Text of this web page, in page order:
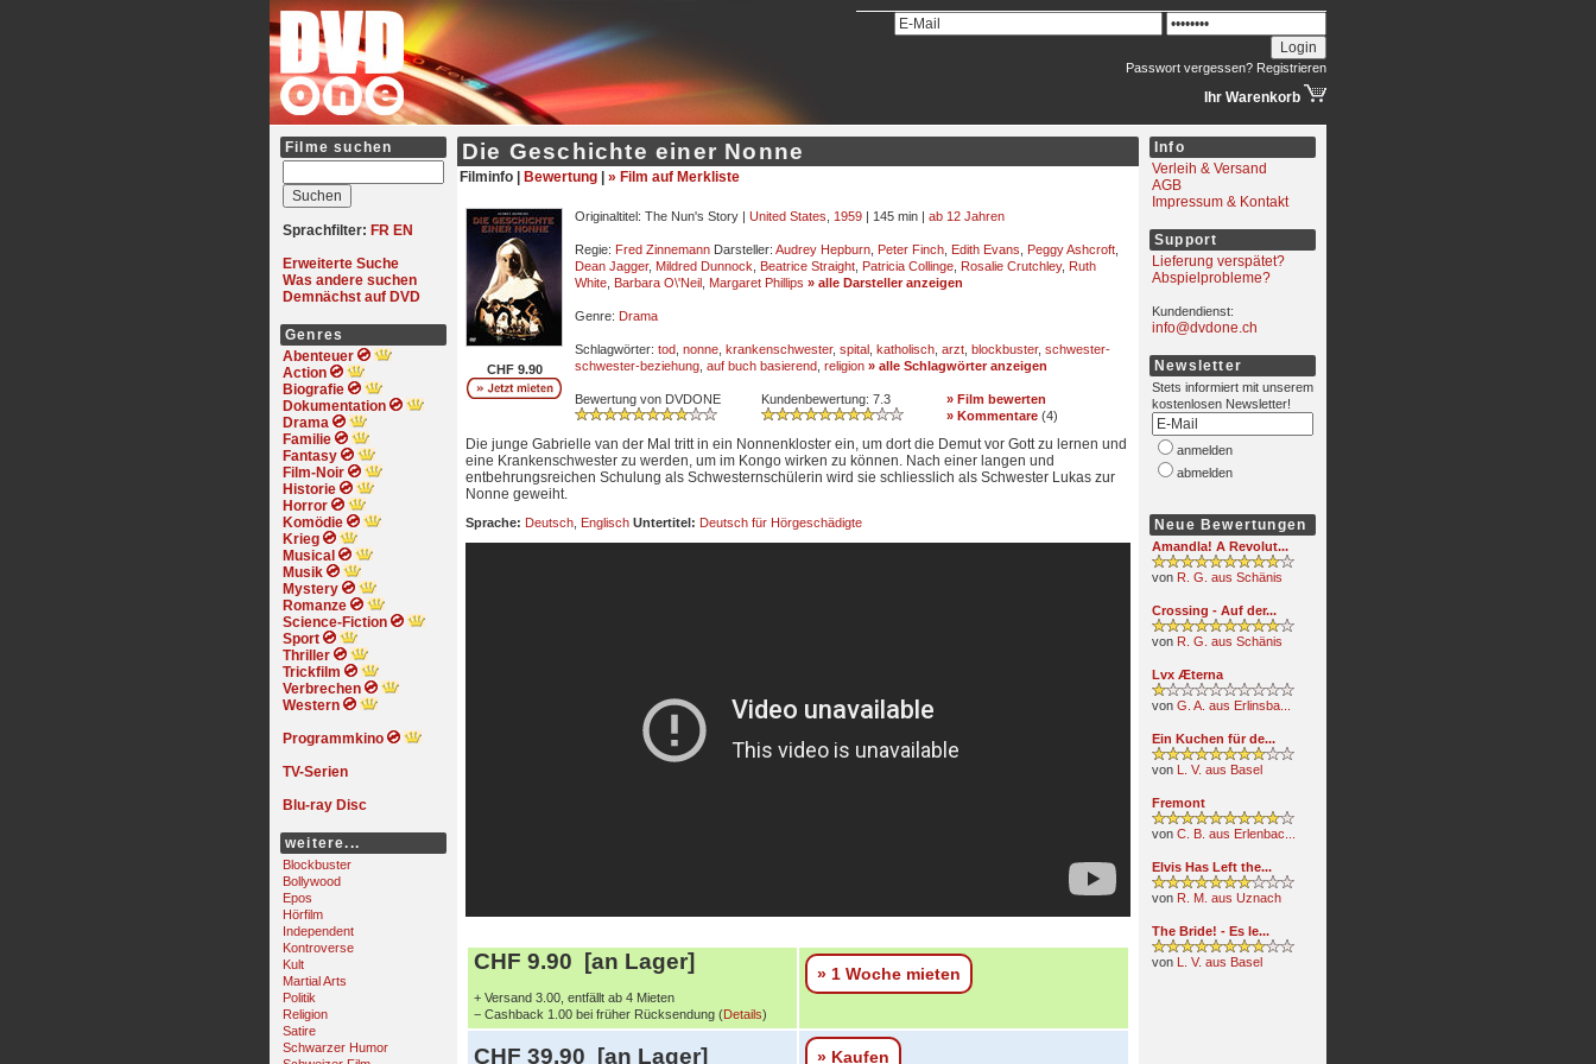
Passwort vergessen? Registrieren
Ihr Warenkorb
Filme suchen
Sprachfilter: FR EN
Erweiterte Suche
Was andere suchen
Demnächst auf DVD
Genres
Abenteuer
Action
Biografie
Dokumentation
Drama
Familie
Fantasy
Film-Noir
Historie
Horror
Komödie
Krieg
Musical
Musik
Mystery
Romanze
Science-Fiction
Sport
Thriller
Trickfilm
Verbrechen
Western
Programmkino
TV-Serien
Blu-ray Disc
weitere...
Blockbuster
Bollywood
Epos
Hörfilm
Independent
Kontroverse
Kult
Martial Arts
Politik
Religion
Satire
Schwarzer Humor
Die Geschichte einer Nonne
Filminfo | Bewertung » Film auf Merkliste
CHF 9.90
Originaltitel: The Nun's Story | United States 1959 | 145 min | ab 12 Jahren
Regie: Fred Zinnemann Darsteller: Audrey Hepburn Peter Finch Edith Evans Peggy Ashcroft
Dean Jagger, Mildred Dunnock Beatrice Straight Patricia Collinge Rosalie Crutchley, Ruth
White Barbara O\'Neil Margaret Phillips » alle Darsteller anzeigen
Genre: Drama
Schlagwörter: tod nonne krankenschwester, spital katholisch arzt blockbuster, schwester-
schwester-beziehung auf buch basierend religion » alle Schlagwörter anzeigen
Bewertung von DVDONE Kundenbewertung: 7.3
» Film bewerten
» Kommentare (4)
Die junge Gabrielle van der Mal tritt in ein Nonnenkloster ein, um dort die Demut vor Gott zu lernen und
eine Krankenschwester zu werden, um im Kongo wirken zu können. Nach einer langen und
entbehrungsreichen Schulung als Schwesternschülerin wird sie schliesslich als Schwester Lukas zur
Nonne geweiht.
Sprache: Deutsch Englisch Untertitel: Deutsch für Hörgeschädigte
CHF 9.90 [an Lager]
+ Versand 3.00, entfällt ab 4 Mieten
− Cashback 1.00 bei früher Rücksendung (Details)
» 1 Woche mieten
CHF 39.90 [an Lager] » Kaufen
Info
Verleih & Versand
AGB
Impressum & Kontakt
Support
Lieferung verspätet?
Abspielprobleme?
Kundendienst:
info@dvdone.ch
Newsletter
Stets informiert mit unserem
kostenlosen Newsletter!
anmelden
abmelden
Neue Bewertungen
Amandla! A Revolut...
von R. G. aus Schänis
Crossing - Auf der...
von R. G. aus Schänis
Lvx Æterna
von G. A. aus Erlinsba...
Ein Kuchen für de...
von L. V. aus Basel
Fremont
von C. B. aus Erlenbac...
Elvis Has Left the...
von R. M. aus Uznach
The Bride! - Es le...
von L. V. aus Basel